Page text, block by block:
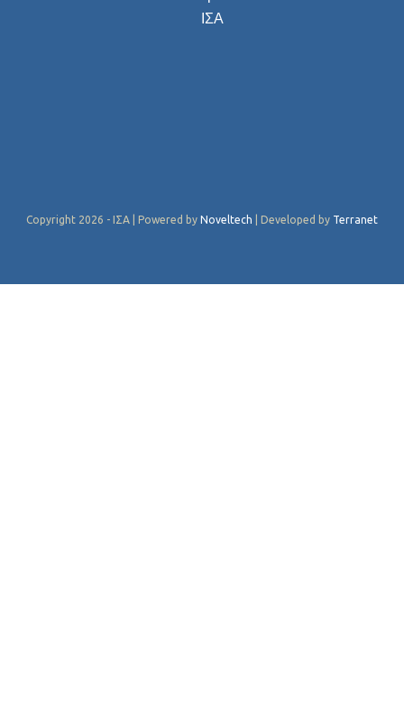
ΙΣΑ
Copyright 2026 - ΙΣΑ | Powered by Noveltech | Developed by Terranet